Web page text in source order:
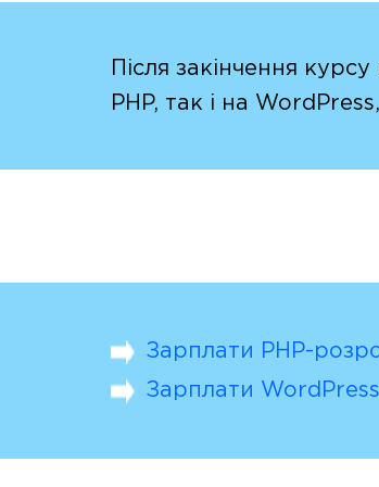
Після закінчення
PHP, так і на
Зарплати PHP-
Зарплати